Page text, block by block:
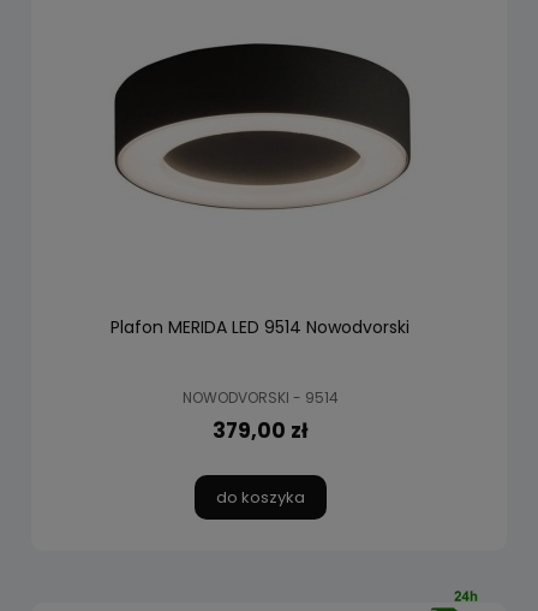
Plafon MERIDA LED 9514 Nowodvorski
NOWODVORSKI - 9514
379,00 zł
do koszyka